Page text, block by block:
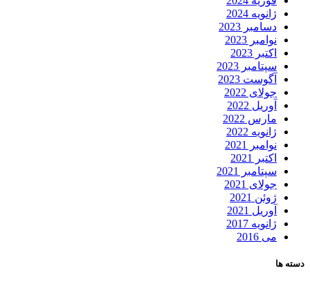
ژانویه 2024
دسامبر 2023
نوامبر 2023
اکتبر 2023
سپتامبر 2023
آگوست 2023
جولای 2022
آوریل 2022
مارس 2022
ژانویه 2022
نوامبر 2021
اکتبر 2021
سپتامبر 2021
جولای 2021
ژوئن 2021
آوریل 2021
ژانویه 2017
می 2016
دسته ها